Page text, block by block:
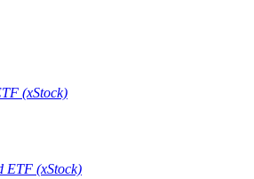
(xStock)
ETF (xStock)